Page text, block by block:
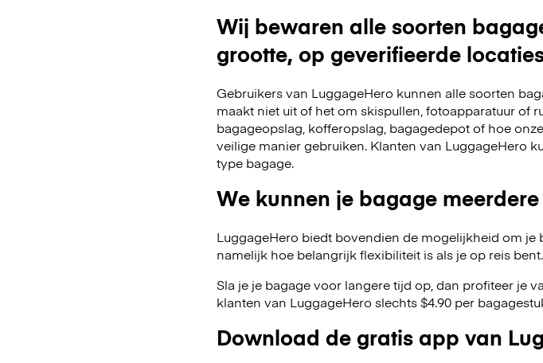
Wij bewaren alle soorten
grootte, op geverifieerde
Gebruikers van LuggageHero kunnen alle soorten
maakt niet uit of het om skispullen, fotoapparatuur of
bagageopslag, kofferopslag, bagagedepot of hoe
veilige manier gebruiken. Klanten van LuggageHero
type bagage.
We kunnen je bagage
LuggageHero biedt bovendien de mogelijkheid om je
namelijk hoe belangrijk flexibiliteit is als je op reis bent.
Sla je je bagage voor langere tijd op, dan profiteer je
klanten van LuggageHero slechts $4.90 per
Download de gratis app van